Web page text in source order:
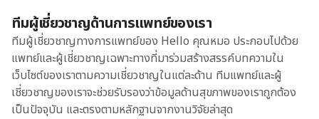
ทีมผู้เชี่ยวชาญด้านการแพทย์ของเรา
ทีมผู้เชี่ยวชาญทางการแพทย์ของ Hello คุณหมอ ประกอบไปด้วย
แพทย์และผู้เชี่ยวชาญเฉพาะทางที่มาร่วมสร้างสรรค์บทความใน
เว็บไซต์ของเราตามความเชี่ยวชาญในแต่ละด้าน ทีมแพทย์และผู้
เชี่ยวชาญของเราจะช่วยรับรองว่าข้อมูลด้านสุขภาพของเราถูกต้อง
เป็นปัจจุบัน และตรงตามหลักฐานจากงานวิจัยล่าสุด